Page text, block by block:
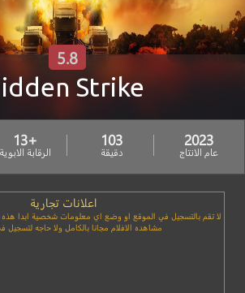
Strike
5.8
2023
عام الانتاج
103
دقيقة
+13
الرقابة الابوية
اعلانات تجارية
لا تقم بالتسجيل في الموقع او وضع اي معلومات شخصية ابدا هذه
مشاهده الافلام مجانا بالكامل ولا حاجه